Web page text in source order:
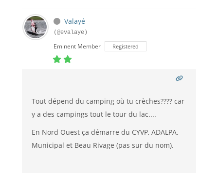
Valayé
(@evalaye)
Eminent Member Registered
Tout dépend du camping où tu crèches???? car
y a des campings tout le tour du lac....
En Nord Ouest ça démarre du CYVP, ADALPA,
Municipal et Beau Rivage (pas sur du nom).